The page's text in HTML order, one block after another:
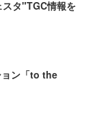
タ"TGC情報を
ン「to the